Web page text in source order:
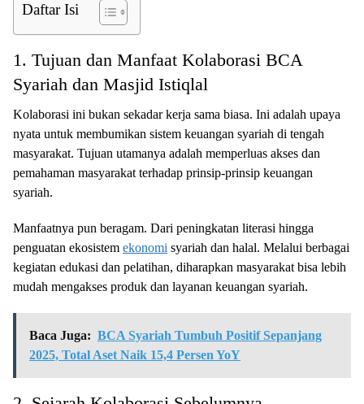
Daftar Isi
1. Tujuan dan Manfaat Kolaborasi BCA
Syariah dan Masjid Istiqlal
Kolaborasi ini bukan sekadar kerja sama biasa. Ini adalah upaya
nyata untuk membumikan sistem keuangan syariah di tengah
masyarakat. Tujuan utamanya adalah memperluas akses dan
pemahaman masyarakat terhadap prinsip-prinsip keuangan
syariah.
Manfaatnya pun beragam. Dari peningkatan literasi hingga
penguatan ekosistem ekonomi syariah dan halal. Melalui berbagai
kegiatan edukasi dan pelatihan, diharapkan masyarakat bisa lebih
mudah mengakses produk dan layanan keuangan syariah.
Baca Juga: BCA Syariah Tumbuh Positif Sepanjang
2025, Total Aset Naik 15,4 Persen YoY